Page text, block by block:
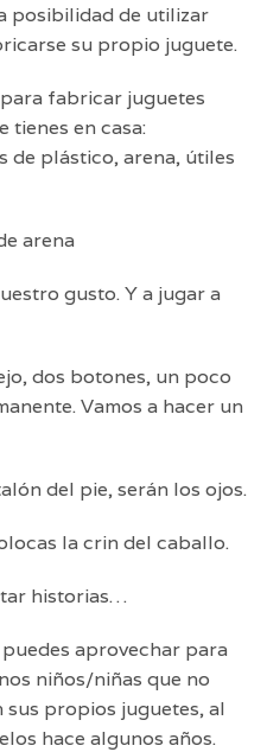
posibilidad de utilizar
su propio juguete.
fabricar juguetes
tienes en casa:
de plástico, arena, útiles
arena
gusto. Y a jugar a
dos botones, un poco
Vamos a hacer un
del pie, serán los ojos.
la crin del caballo.
historias…
aprovechar para
niños/niñas que no
propios juguetes, al
hace algunos años.